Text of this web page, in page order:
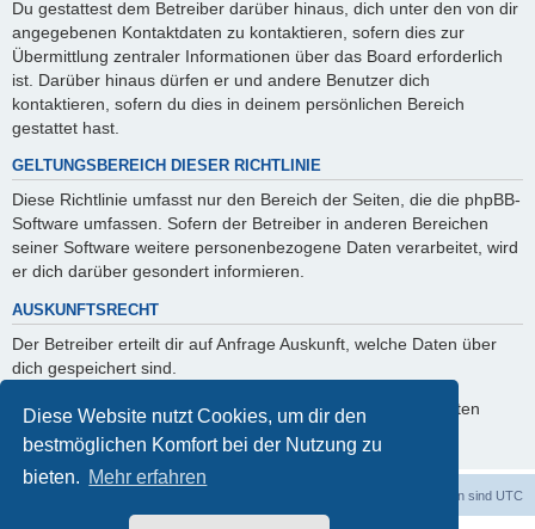
Diese Website nutzt Cookies, um dir den
bestmöglichen Komfort bei der Nutzung zu
bieten. Mehr erfahren
Du gestattest dem Betreiber darüber hinaus, dich unter den von dir
angegebenen Kontaktdaten zu kontaktieren, sofern dies zur
Übermittlung zentraler Informationen über das Board erforderlich
ist. Darüber hinaus dürfen er und andere Benutzer dich
kontaktieren, sofern du dies in deinem persönlichen Bereich
gestattet hast.
GELTUNGSBEREICH DIESER RICHTLINIE
Diese Richtlinie umfasst nur den Bereich der Seiten, die die phpBB-
Software umfassen. Sofern der Betreiber in anderen Bereichen
seiner Software weitere personenbezogene Daten verarbeitet, wird
er dich darüber gesondert informieren.
AUSKUNFTSRECHT
Der Betreiber erteilt dir auf Anfrage Auskunft, welche Daten über
dich gespeichert sind.
Du kannst jederzeit die Löschung bzw. Sperrung deiner Daten
verlangen. Kontaktiere hierzu bitte den Betreiber.
Alle Zeiten sind UTC